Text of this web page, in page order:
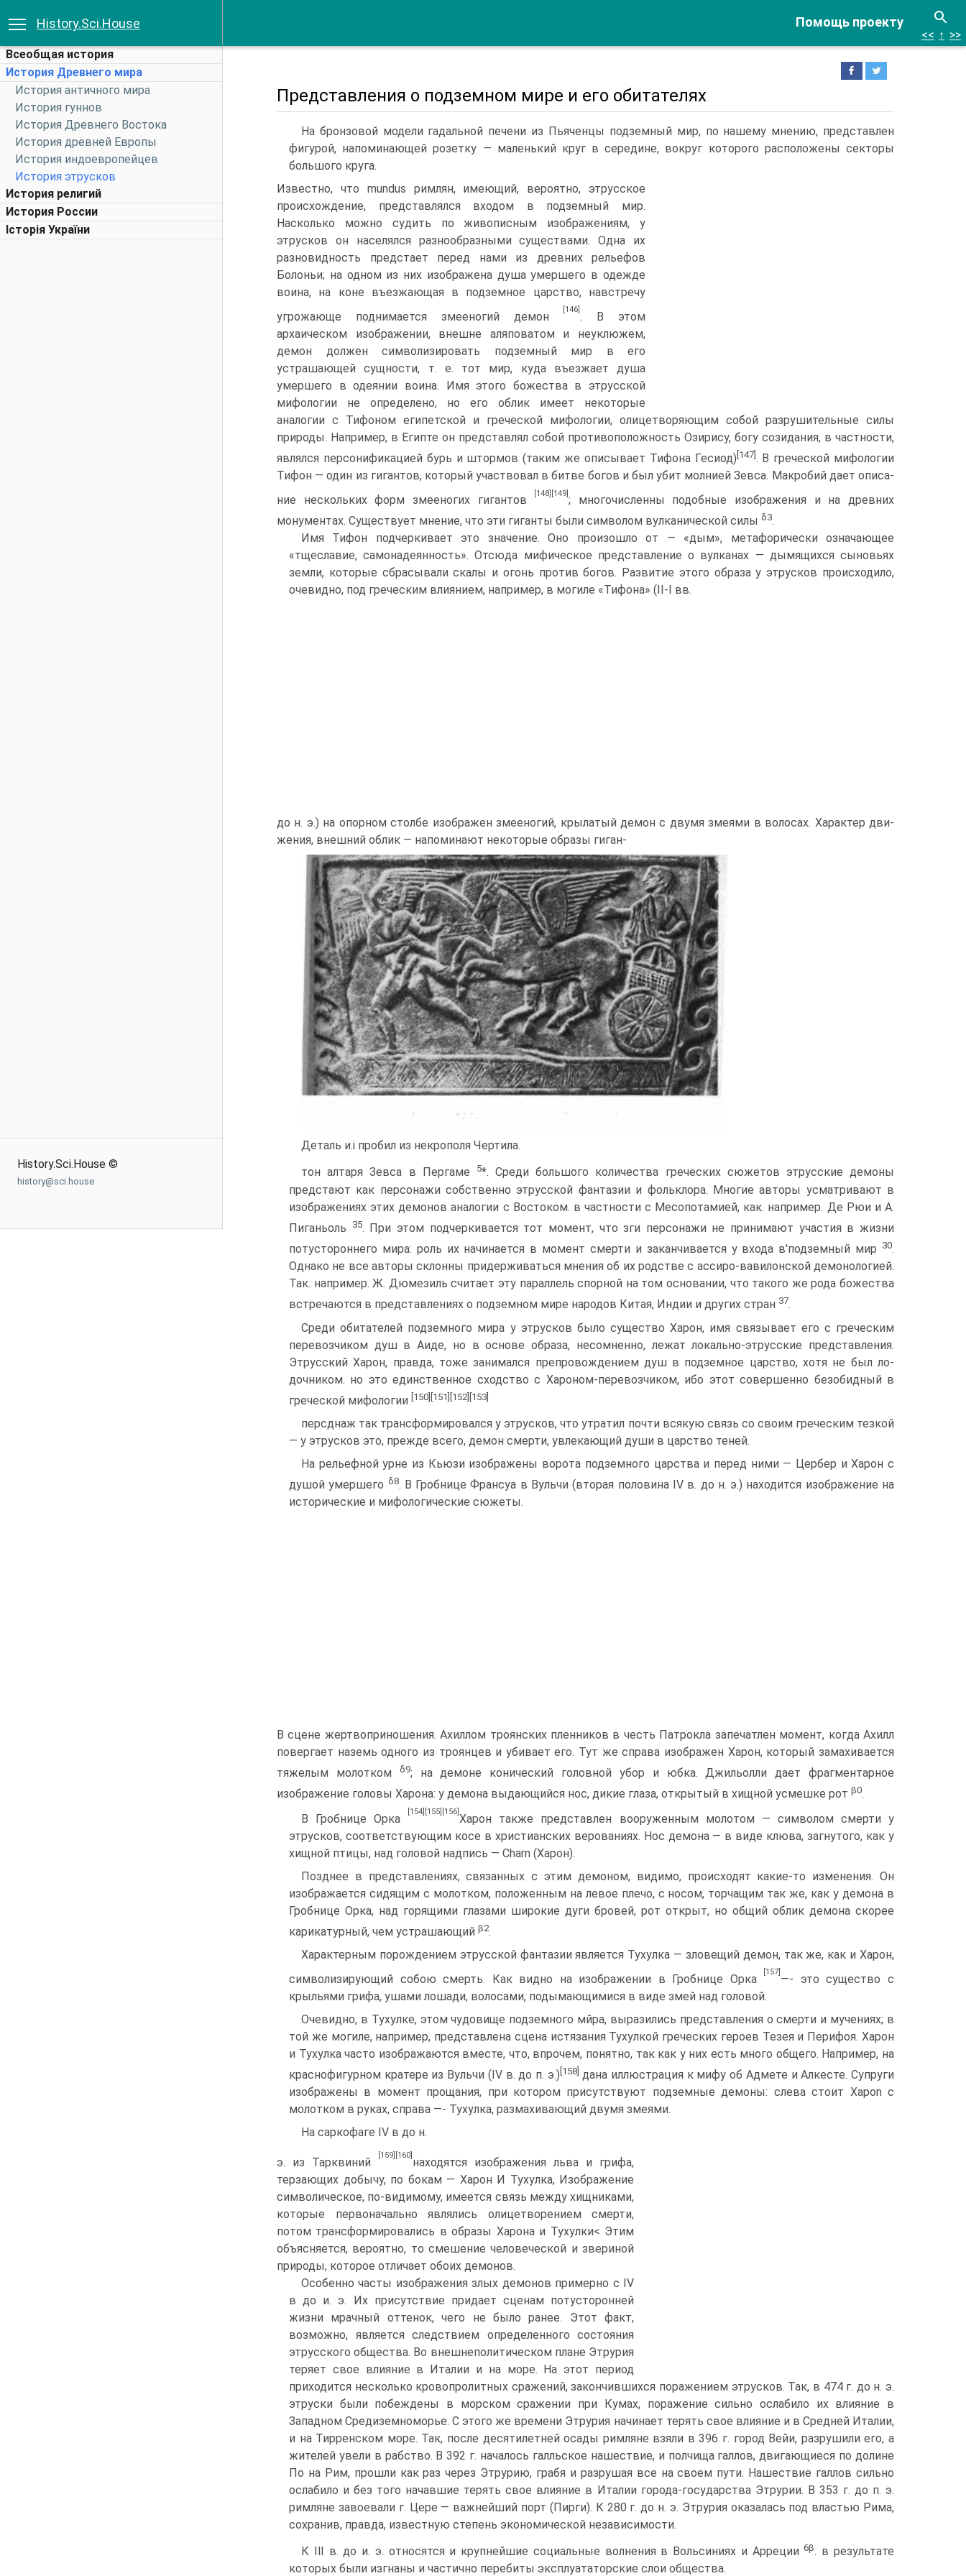
Помощь проекту
History.Sci.House
Всеобщая история
История Древнего мира
История античного мира
История гуннов
История Древнего Востока
История древней Европы
История индоевропейцев
История этрусков
История религий
История России
Історія України
History.Sci.House ©
history@sci.house
<< ↑ >>
Представления о подземном мире и его обитателях
На бронзовой модели гадальной печени из Пьяченцы под­земный мир, по нашему мнению, представлен
фигурой, напоми­нающей розетку — маленький круг в середине, вокруг которо­го расположены секторы
большого круга.
Известно, что mundus римлян, имеющий, вероятно, этрусское
происхождение, пред­ставлялся входом в подземный мир.
Насколько можно судить по живописным изображениям, у
этрусков он населялся разно­образными существами. Одна их
разновидность предстает перед нами из древних рельефов
Болоньи; на одном из них изображе­на душа умершего в одежде
воина, на коне въезжающая в под­земное царство, навстречу
угрожающе поднимается змееногий демон
[146]
. В этом
архаическом изображении, внешне аляповатом и неуклюжем,
демон должен символизировать подземный мир в его
устрашающей сущности, т. е. тот мир, куда въезжает душа
умершего в одеянии воина. Имя этого божества в этрус­ской
мифологии не определено, но его облик имеет некоторые
аналогии с Тифоном египетской и греческой мифологии, олице­творяющим собой разрушительные силы
природы. Например, в Египте он представлял собой противоположность Озирису, богу созидания, в частности,
являлся персонификацией бурь и штормов (таким же описывает Тифона Гесиод) [147] . В греческой мифологии
Тифон — один из гигантов, который участвовал в битве богов и был убит молнией Зевса. Макробий дает описа­
ние нескольких форм змееногих гигантов
[148] [149]
; многочисленны подобные изображения и на древних
монументах. Существует мнение, что эти гиганты были символом вулканической силы δ3.
Имя Тифон подчеркивает это значение. Оно произошло от — «дым», метафорически означающее
«тщеславие, самонадеян­ность». Отсюда мифическое представление о вулканах — дымя­щихся сыновьях
земли, которые сбрасывали скалы и огонь против богов. Развитие этого образа у этрусков происходило,
очевидно, под греческим влиянием, например, в могиле «Ти­фона» (II-I вв.
до н. э.) на опорном столбе изображен змеено­гий, крылатый демон с двумя змеями в волосах. Характер дви­
жения, внешний облик — напоминают некоторые образы гиган-
Деталь и.і пробил из некрополя Чертила.
тон алтаря Зевса в Пергаме
5*. Среди большого количества греческих сюжетов этрусские демоны
предстают как персона­жи собственно этрусской фантазии и фольклора. Многие авто­ры усматривают в
изображениях этих демонов аналогии с Вос­током. в частности с Месопотамией, как. например. Де Рюи и А.
Пиганьоль
35. При этом подчеркивается тот момент, что зги персонажи не принимают участия в жизни
потустороннего мира: роль их начинается в момент смерти и заканчивается у входа в'подземный мир 30.
Однако не все авторы склонны при­держиваться мнения об их родстве с ассиро-вавилонской демо­нологией.
Так. например. Ж. Дюмезиль считает эту параллель спорной на том основании, что такого же рода божества
встре­чаются в представлениях о подземном мире народов Китая, Индии и других стран 37.
Среди обитателей подземного мира у этрусков было суще­ство Харон, имя связывает его с греческим
перевозчиком душ в Аиде, но в основе образа, несомненно, лежат локально-этрус­ские представления.
Этрусский Харон, правда, тоже занимал­ся препровождением душ в подземное царство, хотя не был ло­
дочником. но это единственное сходство с Хароном-перевозчи­ком, ибо этот совершенно безобидный в
греческой мифологии [150] [151] [152] [153]
персднаж так трансформировался у этрусков, что утратил почти всякую связь со своим греческим тезкой
— у этрусков это, прежде всего, демон смерти, увлекающий души в царство теней.
На рельефной урне из Кьюзи изображены ворота подзем­ного царства и перед ними — Цербер и Харон с
душой умер­шего δ8. В Гробнице Франсуа в Вульчи (вторая половина IV в. до н. э.) находится изображение на
исторические и мифологи­ческие сюжеты.
В сцене жертвоприношения. Ахиллом троян­ских пленников в честь Патрокла запечатлен момент, когда Ахилл
повергает наземь одного из троянцев и убивает его. Тут же справа изображен Харон, который замахивается
тяже­лым молотком
δ9; на демоне конический головной убор и юбка. Джильолли дает фрагментарное
изображение головы Харона: у демона выдающийся нос, дикие глаза, открытый в хищной усмешке рот β0.
В Гробнице Орка
[154] [155] [156]
Харон также представлен вооруженным молотом — символом смерти у
этрусков, соответствующим косе в христианских верованиях. Hoc демона — в виде клюва, заг­нутого, как у
хищной птицы, над головой надпись — Charn (Харон).
Позднее в представлениях, связанных с этим демоном, ви­димо, происходят какие-то изменения. Он
изображается сидя­щим с молотком, положенным на левое плечо, с носом, торча­щим так же, как у демона в
Гробнице Орка, над горящими гла­зами широкие дуги бровей, рот открыт, но общий облик демона скорее
карикатурный, чем устрашающий β2.
Характерным порождением этрусской фантазии является Тухулка — зловещий демон, так же, как и Харон,
символизи­рующий собою смерть. Как видно на изображении в Гробнице Орка
[157]
—- это существо с
крыльями грифа, ушами лошади, волосами, подымающимися в виде змей над головой.
Очевидно, в Тухулке, этом чудовище подземного мйра, вы­разились представления о смерти и мучениях; в
той же могиле, например, представлена сцена истязания Тухулкой греческих героев Тезея и Перифоя. Харон
и Тухулка часто изображаются вместе, что, впрочем, понятно, так как у них есть много общего. Например, на
краснофигурном кратере из Вульчи (IV в. до п. э.) [158] дана иллюстрация к мифу об Адмете и Алкесте. Супруги
изображены в момент прощания, при котором присутствуют подземные демоны: слева стоит Xapon с
молотком в руках, справа —- Тухулка, размахивающий двумя змеями.
На саркофаге IV в до н.
э. из Тарквиний
[159] [160]
находятся изоб­ражения льва и грифа,
терзающих добычу, по бокам — Харон И Тухулка, Изображение
символическое, по-видимому, имеется связь между хищниками,
которые первоначально являлись олицетворением смерти,
потом трансформировались в образы Харона и Тухулки< Этим
объясняется, вероятно, то смешение человеческой и звериной
природы, которое отличает обоих де­монов.
Особенно часты изображения злых демонов примерно с IV
в до и. э. Их присутствие придает сценам потусторонней
жизни мрачный оттенок, чего не было ранее. Этот факт,
возможно, является следствием определенного состояния
этрусского об­щества. Во внешнеполитическом плане Этрурия
теряет свое влияние в Италии и на море. На этот период
приходится несколь­ко кровопролитных сражений, закончившихся поражением эт­русков. Так, в 474 г. до н. э.
этруски были побеждены в мор­ском сражении при Кумах, поражение сильно ослабило их влияние в
Западном Средиземноморье. C этого же времени Эт­рурия начинает терять свое влияние и в Средней Италии,
и на Тирренском море. Так, после десятилетней осады римляне взяли в 396 г. город Вейи, разрушили его, а
жителей увели в рабство. В 392 г. началось галльское нашествие, и полчища галлов, двигающиеся по долине
По на Рим, прошли как раз через Этрурию, грабя и разрушая все на своем пути. Нашествие галлов сильно
ослабило и без того начавшие терять свое влияние в Италии города-государства Этрурии. В 353 г. до п. э.
римляне завоевали г. Цере — важнейший порт (Пирги). К 280 г. до н. э. Этрурия оказалась под властью Рима,
сохранив, правда, из­вестную степень экономической независимости.
К IlI в. до и. э. относятся и крупнейшие социальные вол­нения в Вольсиниях и Арреции6β. в результате
которых были изгнаны и частично перебиты эксплуататорские слои общества.